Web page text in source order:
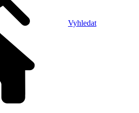
Vyhledat